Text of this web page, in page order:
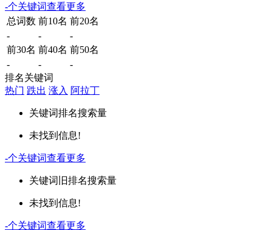
-个关键词查看更多
总词数 前10名 前20名
-
-
-
前30名 前40名 前50名
-
-
-
排名关键词
热门 跌出 涨入 阿拉丁
关键词排名搜索量
未找到信息!
-个关键词查看更多
关键词 旧排名搜索量
未找到信息!
-个关键词查看更多